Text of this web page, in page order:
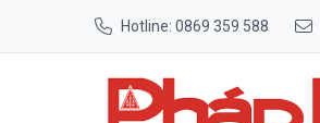
Hotline: 0869 359 588